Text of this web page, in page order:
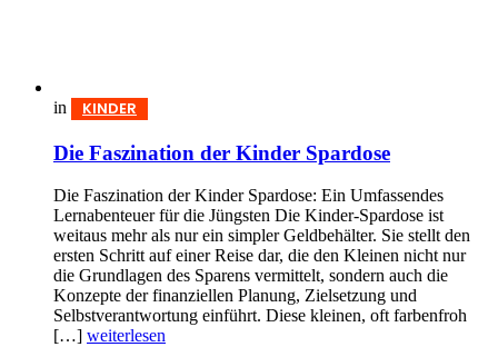
in KINDER
Die Faszination der Kinder Spardose
Die Faszination der Kinder Spardose: Ein Umfassendes
Lernabenteuer für die Jüngsten Die Kinder-Spardose ist
weitaus mehr als nur ein simpler Geldbehälter. Sie stellt den
ersten Schritt auf einer Reise dar, die den Kleinen nicht nur
die Grundlagen des Sparens vermittelt, sondern auch die
Konzepte der finanziellen Planung, Zielsetzung und
Selbstverantwortung einführt. Diese kleinen, oft farbenfroh
[…] weiterlesen